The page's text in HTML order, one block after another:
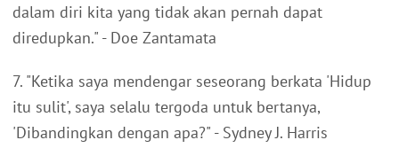
dalam diri kita yang tidak akan pernah dapat
diredupkan." - Doe Zantamata
7. "Ketika saya mendengar seseorang berkata 'Hidup
itu sulit', saya selalu tergoda untuk bertanya,
'Dibandingkan dengan apa?" - Sydney J. Harris